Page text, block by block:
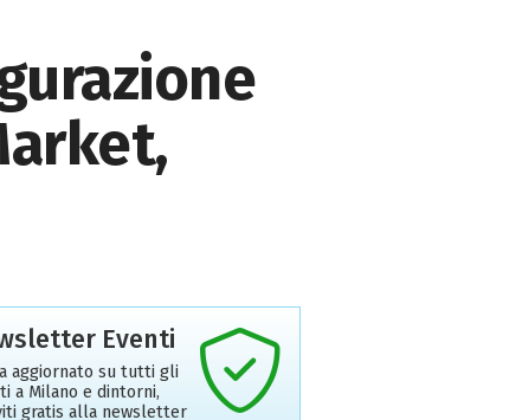
Eventi
aggiornato su tutti gli
a Milano e dintorni,
gratis alla newsletter